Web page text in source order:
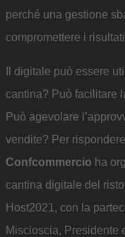
perché una gestione
compromettere i
Il digitale può essere
cantina? Può facilitare
Può agevolare
vendite? Per
Confcommercio ha
cantina digitale del
Host2021, con la
Miscioscia, Presidente